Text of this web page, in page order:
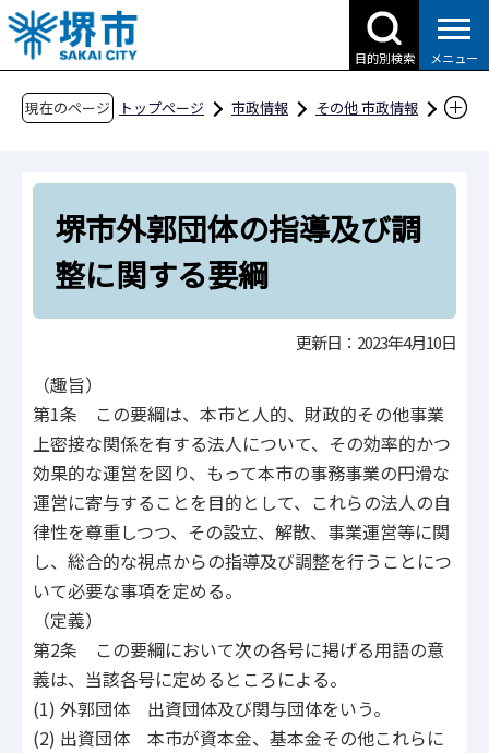
こ
の
ペ
目的別検索 メニュー
現在のページ トップページ 市政情報
その他 市政情報
文書・処務
堺市外郭団体の指導及び調整に関する要綱
堺市外郭団体の指導及び調
整に関する要綱
更新日：2023年4月10日
（趣旨）
第1条 この要綱は、本市と人的、財政的その他事業
上密接な関係を有する法人について、その効率的かつ
効果的な運営を図り、もって本市の事務事業の円滑な
運営に寄与することを目的として、これらの法人の自
律性を尊重しつつ、その設立、解散、事業運営等に関
し、総合的な視点からの指導及び調整を行うことにつ
いて必要な事項を定める。
（定義）
第2条 この要綱において次の各号に掲げる用語の意
義は、当該各号に定めるところによる。
(1) 外郭団体 出資団体及び関与団体をいう。
(2) 出資団体 本市が資本金、基本金その他これらに